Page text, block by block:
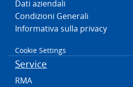
Dati aziendali
Condizioni Generali
Informativa sulla privacy
Cookie Settings
Service
RMA